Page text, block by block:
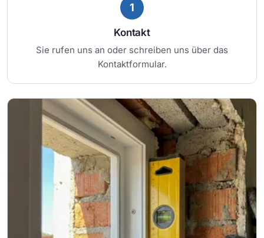
1
Kontakt
Sie rufen uns an oder schreiben uns über das
Kontaktformular.